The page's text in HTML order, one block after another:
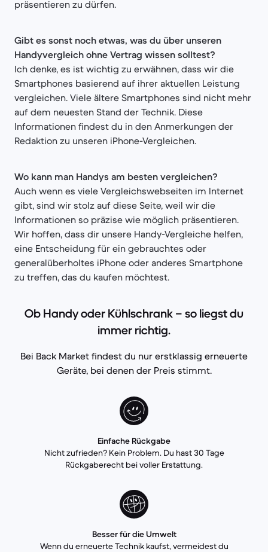
präsentieren zu dürfen.
Gibt es sonst noch etwas, was du über unseren
Handyvergleich ohne Vertrag wissen solltest?
Ich denke, es ist wichtig zu erwähnen, dass wir die
Smartphones basierend auf ihrer aktuellen Leistung
vergleichen. Viele ältere Smartphones sind nicht mehr
auf dem neuesten Stand der Technik. Diese
Informationen findest du in den Anmerkungen der
Redaktion zu unseren iPhone-Vergleichen.
Wo kann man Handys am besten vergleichen?
Auch wenn es viele Vergleichswebseiten im Internet
gibt, sind wir stolz auf diese Seite, weil wir die
Informationen so präzise wie möglich präsentieren.
Wir hoffen, dass dir unsere Handy-Vergleiche helfen,
eine Entscheidung für ein gebrauchtes oder
generalüberholtes iPhone oder anderes Smartphone
zu treffen, das du kaufen möchtest.
Ob Handy oder Kühlschrank – so liegst du
immer richtig.
Bei Back Market findest du nur erstklassig erneuerte
Geräte, bei denen der Preis stimmt.
Einfache Rückgabe
Nicht zufrieden? Kein Problem. Du hast 30 Tage
Rückgaberecht bei voller Erstattung.
Besser für die Umwelt
Wenn du erneuerte Technik kaufst, vermeidest du